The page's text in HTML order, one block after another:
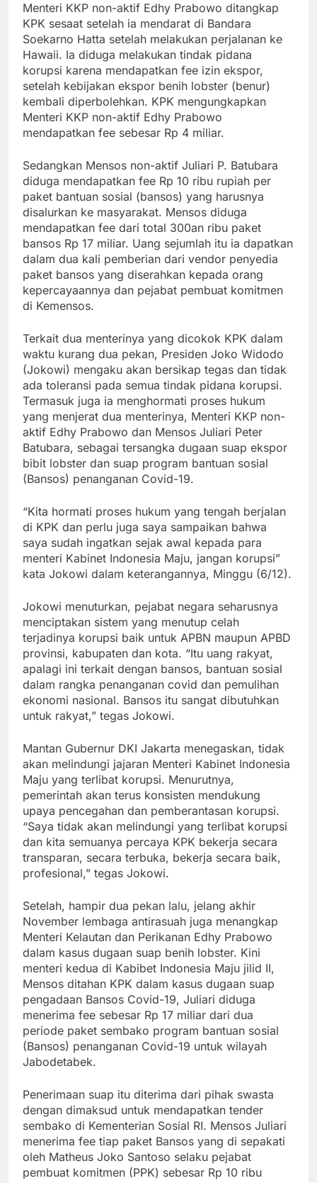
Menteri KKP non-aktif Edhy Prabowo ditangkap
KPK sesaat setelah ia mendarat di Bandara
Soekarno Hatta setelah melakukan perjalanan ke
Hawaii. Ia diduga melakukan tindak pidana
korupsi karena mendapatkan fee izin ekspor,
setelah kebijakan ekspor benih lobster (benur)
kembali diperbolehkan. KPK mengungkapkan
Menteri KKP non-aktif Edhy Prabowo
mendapatkan fee sebesar Rp 4 miliar.
Sedangkan Mensos non-aktif Juliari P. Batubara
diduga mendapatkan fee Rp 10 ribu rupiah per
paket bantuan sosial (bansos) yang harusnya
disalurkan ke masyarakat. Mensos diduga
mendapatkan fee dari total 300an ribu paket
bansos Rp 17 miliar. Uang sejumlah itu ia dapatkan
dalam dua kali pemberian dari vendor penyedia
paket bansos yang diserahkan kepada orang
kepercayaannya dan pejabat pembuat komitmen
di Kemensos.
Terkait dua menterinya yang dicokok KPK dalam
waktu kurang dua pekan, Presiden Joko Widodo
(Jokowi) mengaku akan bersikap tegas dan tidak
ada toleransi pada semua tindak pidana korupsi.
Termasuk juga ia menghormati proses hukum
yang menjerat dua menterinya, Menteri KKP non-
aktif Edhy Prabowo dan Mensos Juliari Peter
Batubara, sebagai tersangka dugaan suap ekspor
bibit lobster dan suap program bantuan sosial
(Bansos) penanganan Covid-19.
“Kita hormati proses hukum yang tengah berjalan
di KPK dan perlu juga saya sampaikan bahwa
saya sudah ingatkan sejak awal kepada para
menteri Kabinet Indonesia Maju, jangan korupsi”
kata Jokowi dalam keterangannya, Minggu (6/12).
Jokowi menuturkan, pejabat negara seharusnya
menciptakan sistem yang menutup celah
terjadinya korupsi baik untuk APBN maupun APBD
provinsi, kabupaten dan kota. “Itu uang rakyat,
apalagi ini terkait dengan bansos, bantuan sosial
dalam rangka penanganan covid dan pemulihan
ekonomi nasional. Bansos itu sangat dibutuhkan
untuk rakyat,” tegas Jokowi.
Mantan Gubernur DKI Jakarta menegaskan, tidak
akan melindungi jajaran Menteri Kabinet Indonesia
Maju yang terlibat korupsi. Menurutnya,
pemerintah akan terus konsisten mendukung
upaya pencegahan dan pemberantasan korupsi.
“Saya tidak akan melindungi yang terlibat korupsi
dan kita semuanya percaya KPK bekerja secara
transparan, secara terbuka, bekerja secara baik,
profesional,” tegas Jokowi.
Setelah, hampir dua pekan lalu, jelang akhir
November lembaga antirasuah juga menangkap
Menteri Kelautan dan Perikanan Edhy Prabowo
dalam kasus dugaan suap benih lobster. Kini
menteri kedua di Kabibet Indonesia Maju jilid II,
Mensos ditahan KPK dalam kasus dugaan suap
pengadaan Bansos Covid-19, Juliari diduga
menerima fee sebesar Rp 17 miliar dari dua
periode paket sembako program bantuan sosial
(Bansos) penanganan Covid-19 untuk wilayah
Jabodetabek.
Penerimaan suap itu diterima dari pihak swasta
dengan dimaksud untuk mendapatkan tender
sembako di Kementerian Sosial RI. Mensos Juliari
menerima fee tiap paket Bansos yang di sepakati
oleh Matheus Joko Santoso selaku pejabat
pembuat komitmen (PPK) sebesar Rp 10 ribu